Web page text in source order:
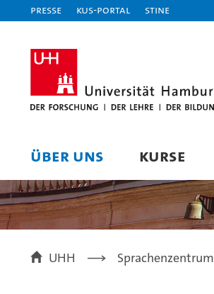
Presse KUS-Portal STiNE
ÜBER UNS KURSE
UHH Sprachenzentrum